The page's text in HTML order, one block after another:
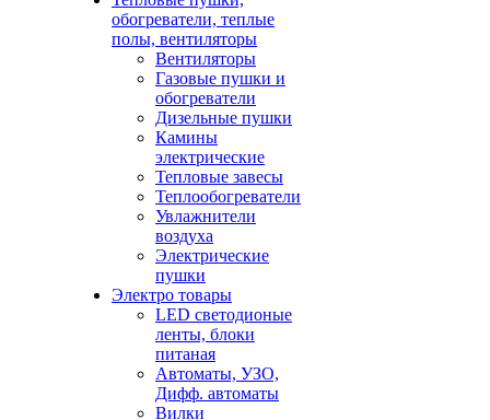
обогреватели, теплые
полы, вентиляторы
Вентиляторы
Газовые пушки и
обогреватели
Дизельные пушки
Камины
электрические
Тепловые завесы
Теплообогреватели
Увлажнители
воздуха
Электрические
пушки
Электро товары
LED светодионые
ленты, блоки
питаная
Автоматы, УЗО,
Дифф. автоматы
Вилки